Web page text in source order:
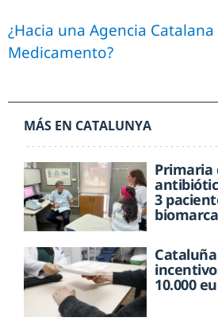
¿Hacia una Agencia
Medicamento?
MÁS EN CATALUNYA
Primaria
3
10.000